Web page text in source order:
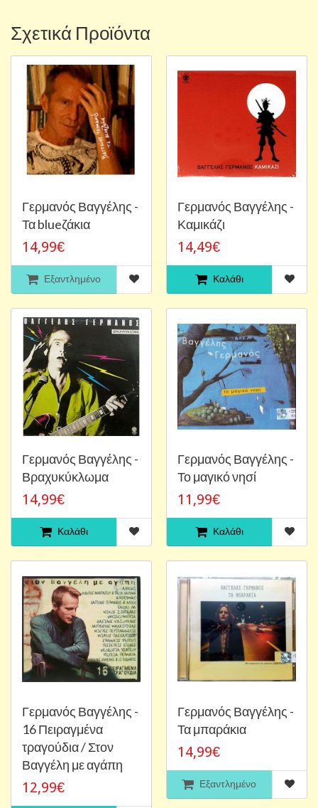
Σχετικά Προϊόντα
Γερμανός Βαγγέλης -
Τα blueζάκια
14,99€
Εξαντλημένο
Γερμανός Βαγγέλης -
Καμικάζι
14,49€
Καλάθι
Γερμανός Βαγγέλης -
Βραχυκύκλωμα
14,99€
Καλάθι
Γερμανός Βαγγέλης -
Το μαγικό νησί
11,99€
Καλάθι
Γερμανός Βαγγέλης -
16 Πειραγμένα
τραγούδια / Στον
Βαγγέλη με αγάπη
12,99€
Γερμανός Βαγγέλης -
Τα μπαράκια
14,99€
Εξαντλημένο